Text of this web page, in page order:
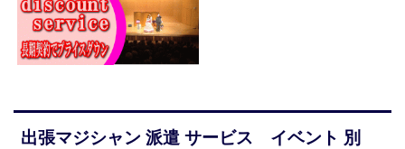
出張マジシャン 派遣 サービス イベント 別